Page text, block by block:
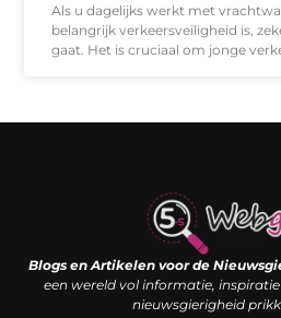
Als u dagelijks werkt met
belangrijk verkeersveiligheid is,
gaat. Het is cruciaal om jonge
Blogs en Artikelen voor de
een wereld vol informatie,
nieuwsgierigheid